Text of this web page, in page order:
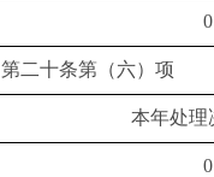
0
第二十条第（六）项
本年处理
0